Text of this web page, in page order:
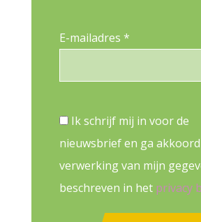
E-mailadres *
Ik schrijf mij in voor de
nieuwsbrief en ga
verwerking van mijn
beschreven in het privacy